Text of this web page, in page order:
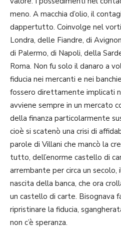
meno. A macchia d’olio, il
dappertutto. Coinvolge nel
Londra, delle Fiandre, di
di Palermo, di Napoli, della
Roma. Non fu solo il danaro a
fiducia nei mercanti e nei
fossero direttamente implicati
avviene sempre in un mercato
della finanza particolarmente
cioè si scatenò una crisi di
parole di Villani che mancò la
tutto, dell’enorme castello di
arrembante per circa un
nascita della banca, che ora
un castello di carte. Bisognava
ripristinare la fiducia,
non c’è speranza.